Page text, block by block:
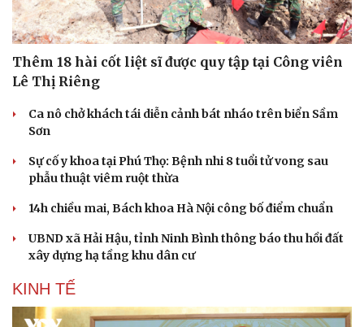
Thêm 18 hài cốt liệt sĩ được quy tập tại Công viên
Lê Thị Riêng
Ca nô chở khách tái diễn cảnh bát nháo trên biển Sầm
Sơn
Sự cố y khoa tại Phú Thọ: Bệnh nhi 8 tuổi tử vong sau
phẫu thuật viêm ruột thừa
14h chiều mai, Bách khoa Hà Nội công bố điểm chuẩn
UBND xã Hải Hậu, tỉnh Ninh Bình thông báo thu hồi đất
xây dựng hạ tầng khu dân cư
KINH TẾ